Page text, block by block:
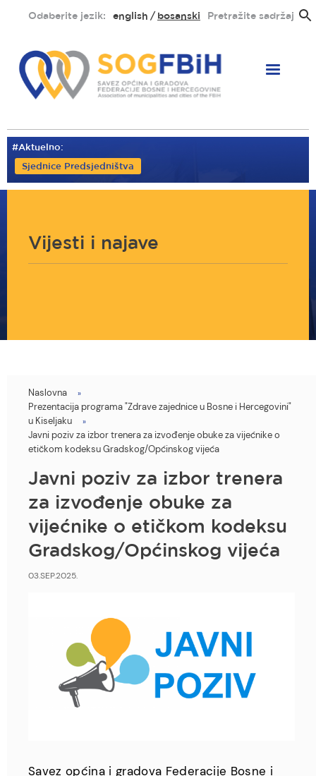
sadržaj
Odaberite jezik: english bosanski Pretražite sadržaj
#Aktuelno:
Sjednice Predsjedništva
Vijesti i najave
You
are
here
Naslovna
Prezentacija programa "Zdrave zajednice u Bosne i Hercegovini"
u Kiseljaku
Javni poziv za izbor trenera za izvođenje obuke za vijećnike o
etičkom kodeksu Gradskog/Općinskog vijeća
Javni poziv za izbor trenera
za izvođenje obuke za
vijećnike o etičkom kodeksu
Gradskog/Općinskog vijeća
03.SEP.2025.
Savez općina i gradova Federacije Bosne i